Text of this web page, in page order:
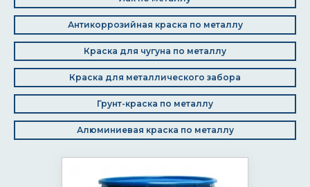
Антикоррозийная краска по металлу
Краска для чугуна по металлу
Краска для металлического забора
Грунт-краска по металлу
Алюминиевая краска по металлу